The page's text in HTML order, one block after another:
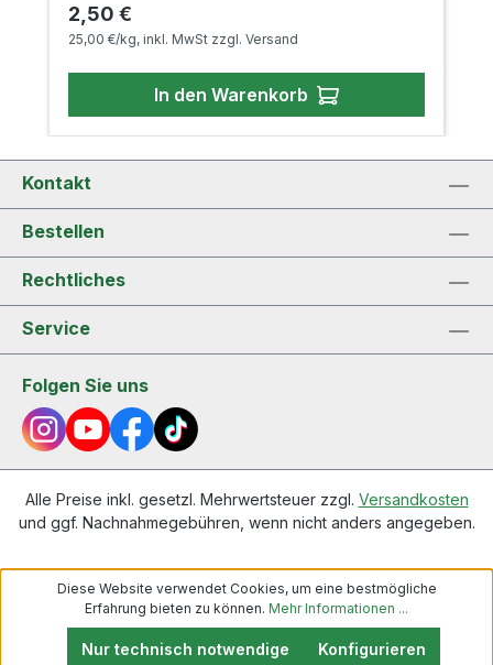
Regulärer Preis:
2,50 €
25,00 €/kg, inkl. MwSt zzgl. Versand
In den Warenkorb
Kontakt
Bestellen
Rechtliches
Service
Folgen Sie uns
Alle Preise inkl. gesetzl. Mehrwertsteuer zzgl. Versandkosten
und ggf. Nachnahmegebühren, wenn nicht anders angegeben.
Diese Website verwendet Cookies, um eine bestmögliche
Erfahrung bieten zu können. Mehr Informationen ...
Nur technisch notwendige Konfigurieren